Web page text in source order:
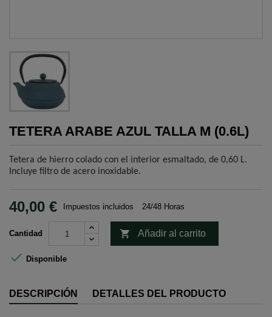
TETERA ARABE AZUL TALLA M (0.6L)
Tetera de hierro colado con el interior esmaltado, de 0,60 L.
Incluye filtro de acero inoxidable.
40,00 € Impuestos incluidos 24/48 Horas
Cantidad  Añadir al carrito
 Disponible
DESCRIPCIÓN DETALLES DEL PRODUCTO